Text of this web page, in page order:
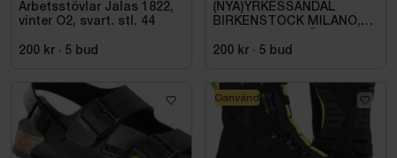
Arbetsstövlar Jalas 1822,
vinter O2, svart. stl. 44
200 kr · 5 bud
(NYA)YRKESSANDAL
BIRKENSTOCK MILANO,
SVART. STL 42
200 kr · 5 bud
Oanvänd